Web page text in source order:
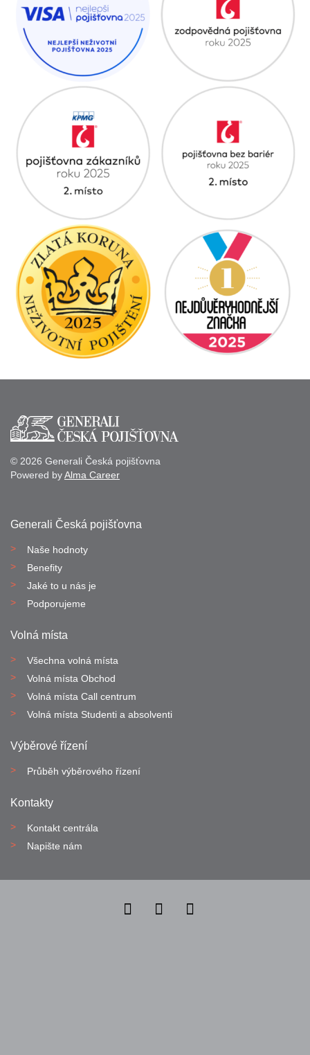
© 2026 Generali Česká pojišťovna
Powered byAlma Career
Generali Česká pojišťovna
Naše hodnoty
Benefity
Jaké to u nás je
Podporujeme
Volná místa
Všechna volná místa
Volná místa Obchod
Volná místa Call centrum
Volná místa Studenti a absolventi
Výběrové řízení
Průběh výběrového řízení
Kontakty
Kontakt centrála
Napište nám